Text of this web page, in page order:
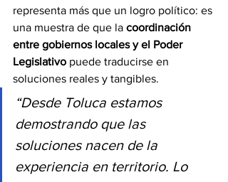
representa más que un logro político: es
una muestra de que la coordinación
entre gobiernos locales y el Poder
Legislativo puede traducirse en
soluciones reales y tangibles.
“Desde Toluca estamos
demostrando que las
soluciones nacen de la
experiencia en territorio. Lo